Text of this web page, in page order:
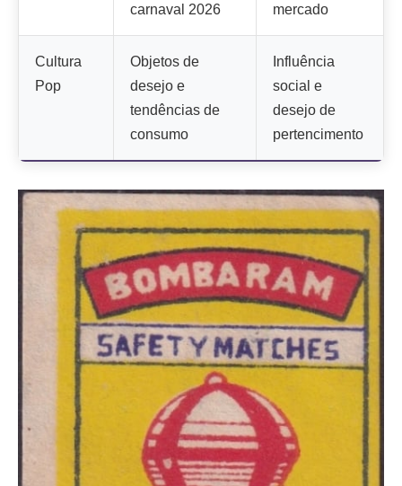
carnaval 2026
mercado
Cultura
Pop
Objetos de
desejo e
tendências de
consumo
Influência
social e
desejo de
pertencimento